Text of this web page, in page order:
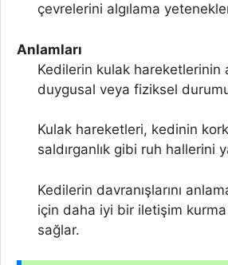
çevrelerini algılama
Anlamları
Kedilerin kulak hareketlerinin
duygusal veya fiziksel
Kulak hareketleri, kedinin
saldırganlık gibi ruh hallerini
Kedilerin davranışlarını
için daha iyi bir iletişim kurma
sağlar.